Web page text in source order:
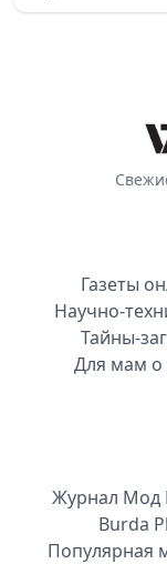
Газеты
Научно-
Тайны-
Для мам о
Журнал Мод
Burda
Популярная